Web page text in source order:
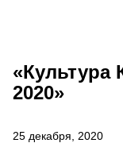
«Культура
2020»
25 декабря, 2020